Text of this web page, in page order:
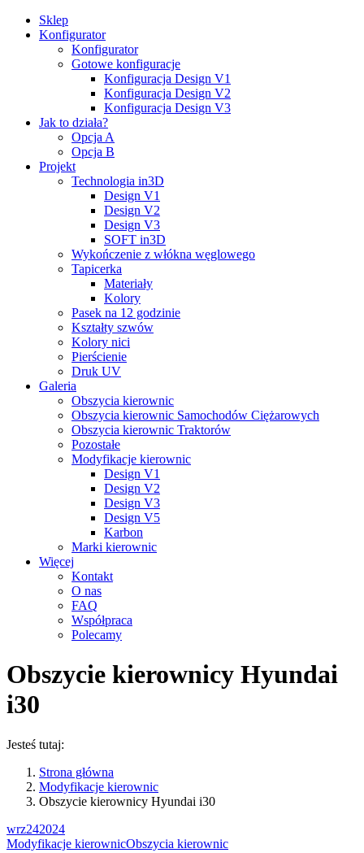
Sklep
Konfigurator
Konfigurator
Gotowe konfiguracje
Konfiguracja Design V1
Konfiguracja Design V2
Konfiguracja Design V3
Jak to działa?
Opcja A
Opcja B
Projekt
Technologia in3D
Design V1
Design V2
Design V3
SOFT in3D
Wykończenie z włókna węglowego
Tapicerka
Materiały
Kolory
Pasek na 12 godzinie
Kształty szwów
Kolory nici
Pierścienie
Druk UV
Galeria
Obszycia kierownic
Obszycia kierownic Samochodów Ciężarowych
Obszycia kierownic Traktorów
Pozostałe
Modyfikacje kierownic
Design V1
Design V2
Design V3
Design V5
Karbon
Marki kierownic
Więcej
Kontakt
O nas
FAQ
Współpraca
Polecamy
Obszycie kierownicy Hyundai
i30
Jesteś tutaj:
Strona główna
Modyfikacje kierownic
Obszycie kierownicy Hyundai i30
wrz242024
Modyfikacje kierownicObszycia kierownic